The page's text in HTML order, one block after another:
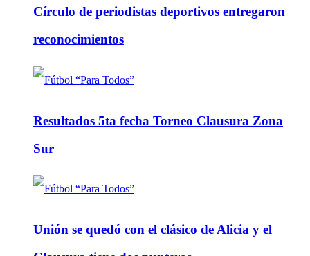
Círculo de periodistas deportivos entregaron
reconocimientos
Resultados 5ta fecha Torneo Clausura Zona
Sur
Unión se quedó con el clásico de Alicia y el